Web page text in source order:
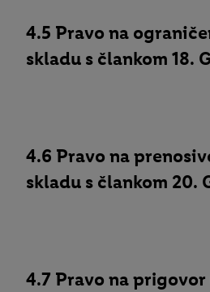
4.5 Pravo na
skladu s člankom 18.
4.6 Pravo na
skladu s člankom 20.
4.7 Pravo na prigovor